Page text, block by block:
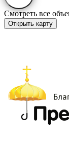
Смотреть все
Открыть карту